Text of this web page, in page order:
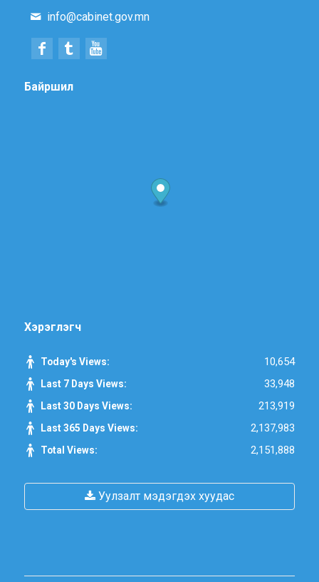
info@cabinet.gov.mn
Байршил
Хэрэглэгч
Today's Views: 10,654
Last 7 Days Views: 33,948
Last 30 Days Views: 213,919
Last 365 Days Views: 2,137,983
Total Views: 2,151,888
Уулзалт мэдэгдэх хуудас